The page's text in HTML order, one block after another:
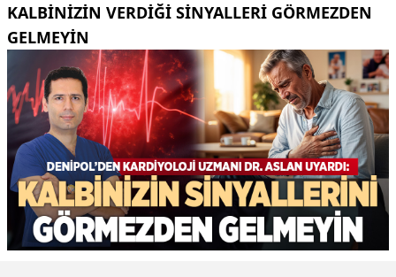
KALBINIZIN VERDIĞI SINYALLERI GÖRMEZDEN
GELMEYIN